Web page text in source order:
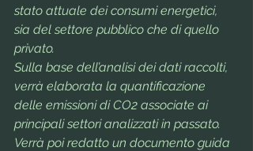
stato attuale dei consumi energetici,
sia del settore pubblico che di quello
privato.
Sulla base dell’analisi dei dati raccolti,
verrà elaborata la quantificazione
delle emissioni di CO2 associate ai
principali settori analizzati in passato.
Verrà poi redatto un documento guida